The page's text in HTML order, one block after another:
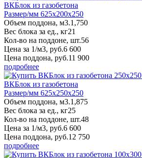
ВКБлок из газобетона
Размер/мм 625x200x250
Объем поддона, м3.1,750
Вес блока за ед., кг21
Кол-во на поддоне, шт.56
Цена за 1/м3, руб.6 600
Цена поддона, руб.11 900
подробнее
ВКБлок из газобетона
Размер/мм 625x250x250
Объем поддона, м3.1,875
Вес блока за ед., кг25
Кол-во на поддоне, шт.48
Цена за 1/м3, руб.6 600
Цена поддона, руб.12 750
подробнее